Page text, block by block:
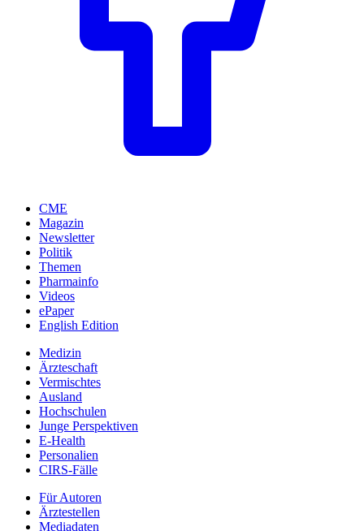
CME
Magazin
Newsletter
Politik
Themen
Pharmainfo
Videos
ePaper
English Edition
Medizin
Ärzteschaft
Vermischtes
Ausland
Hochschulen
Junge Perspektiven
E-Health
Personalien
CIRS-Fälle
Für Autoren
Ärztestellen
Mediadaten